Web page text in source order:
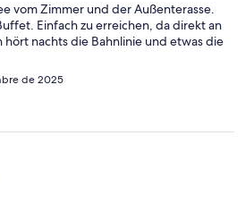
vom Zimmer und der Außenterasse.
Einfach zu erreichen, da direkt an
nachts die Bahnlinie und etwas die
de 2025